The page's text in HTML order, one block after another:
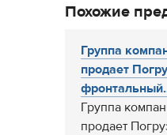
Похожие
Группа
продает
Группа
продает